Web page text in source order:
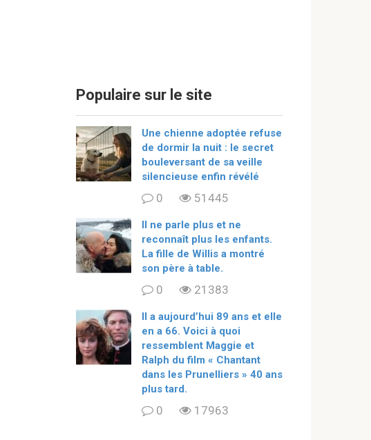
Populaire sur le site
Une chienne adoptée refuse
de dormir la nuit : le secret
bouleversant de sa veille
silencieuse enfin révélé
0 51445
Il ne parle plus et ne
reconnaît plus les enfants.
La fille de Willis a montré
son père à table.
0 21383
ll a aujourd’hui 89 ans et elle
en a 66. Voici à quoi
ressemblent Maggie et
Ralph du film « Chantant
dans les Prunelliers » 40 ans
plus tard.
0 17963